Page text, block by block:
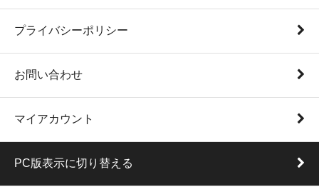
プライバシーポリシー
お問い合わせ
マイアカウント
PC版表示に切り替える